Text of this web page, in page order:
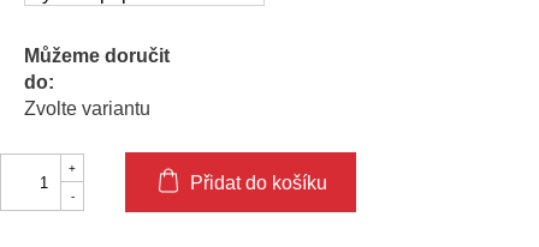
Můžeme doručit
do:
Zvolte variantu
Přidat do košíku